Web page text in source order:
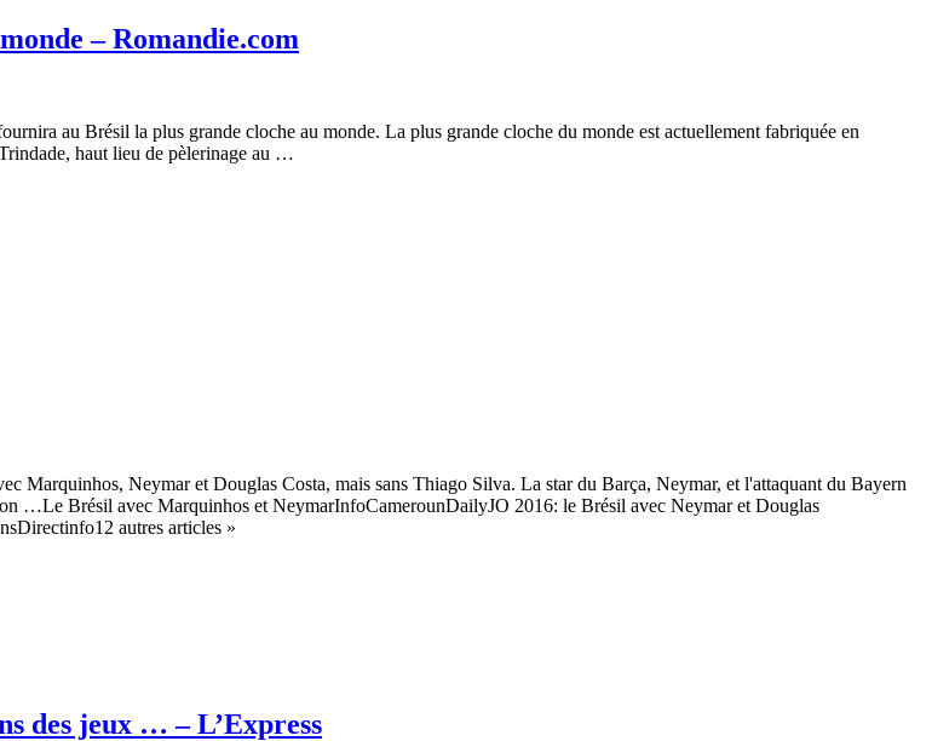
– Romandie.com
au Brésil la plus grande cloche au monde. La plus grande cloche du monde est actuellement fabriquée en
haut lieu de pèlerinage au …
Marquinhos, Neymar et Douglas Costa, mais sans Thiago Silva. La star du Barça, Neymar, et l'attaquant du Bayern
…Le Brésil avec Marquinhos et NeymarInfoCamerounDailyJO 2016: le Brésil avec Neymar et Douglas
autres articles »
des jeux … – L’Express